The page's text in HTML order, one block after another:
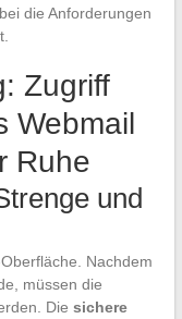
die Anforderungen
Zugriff
Webmail
Ruhe
und
Nachdem
müssen die
Die sichere